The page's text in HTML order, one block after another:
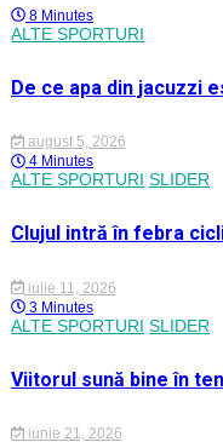
8 Minutes
ALTE SPORTURI
De ce apa din jacuzzi
august 5, 2026
4 Minutes
ALTE SPORTURI SLIDER
Clujul intră în febra
iulie 11, 2026
3 Minutes
ALTE SPORTURI SLIDER
Viitorul sună bine în
iunie 21, 2026